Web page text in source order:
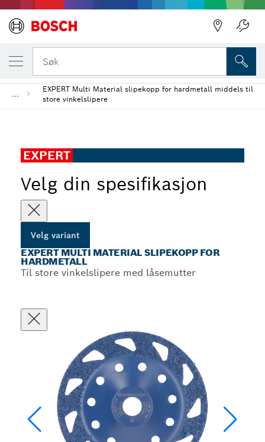
Søk
...
EXPERT Multi Material slipekopp for hardmetall middels til
store vinkelslipere
EXPERT
Velg din spesifikasjon
Velg variant
EXPERT MULTI MATERIAL SLIPEKOPP FOR
HARDMETALL
Til store vinkelslipere med låsemutter
DIN VALGTE VARIANT
EXPERT Multi Material slipekopp for